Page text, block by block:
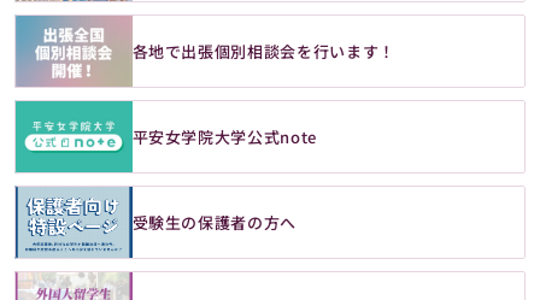
各地で出張個別相談会を行います！
平安女学院大学公式note
受験生の保護者の方へ